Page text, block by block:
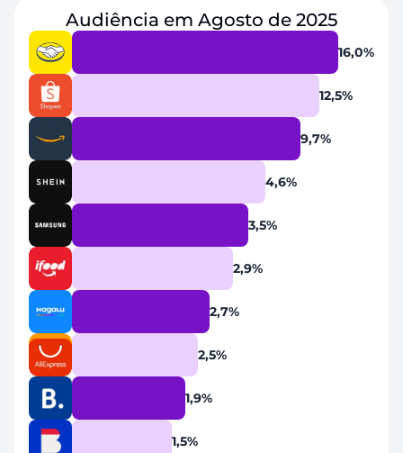
Audiência em Agosto de 2025
16,0%
12,5%
9,7%
4,6%
3,5%
2,9%
2,7%
2,5%
1,9%
1,5%